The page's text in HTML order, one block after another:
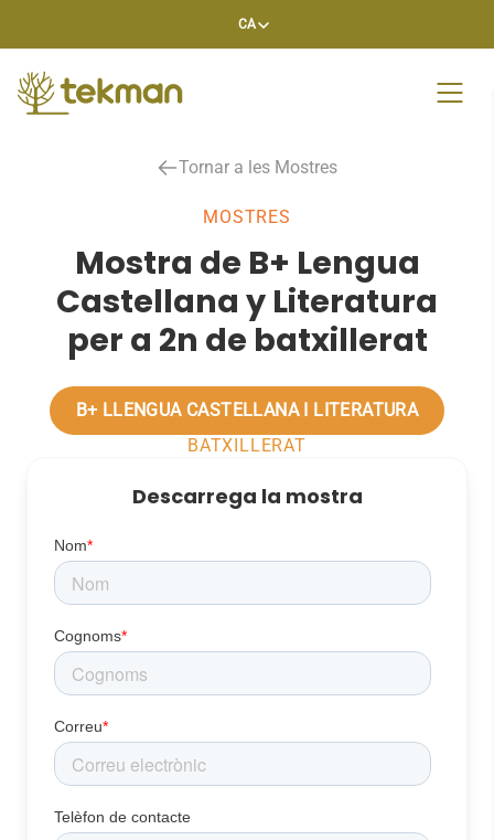
CA
Tornar a les Mostres
MOSTRES
Mostra de B+ Lengua
Castellana y Literatura
per a 2n de batxillerat
B+ LLENGUA CASTELLANA I LITERATURA
BATXILLERAT
Descarrega la mostra
Nom*
Cognoms*
Correu*
Telèfon de contacte